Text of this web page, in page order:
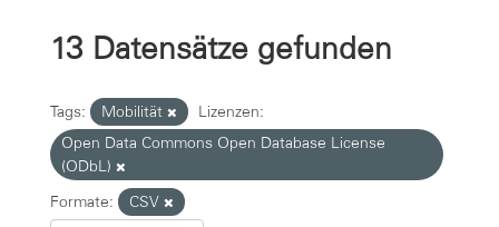
13 Datensätze gefunden
Tags: Mobilität
Lizenzen:
Open Data Commons Open Database License
(ODbL)
Formate:
CSV